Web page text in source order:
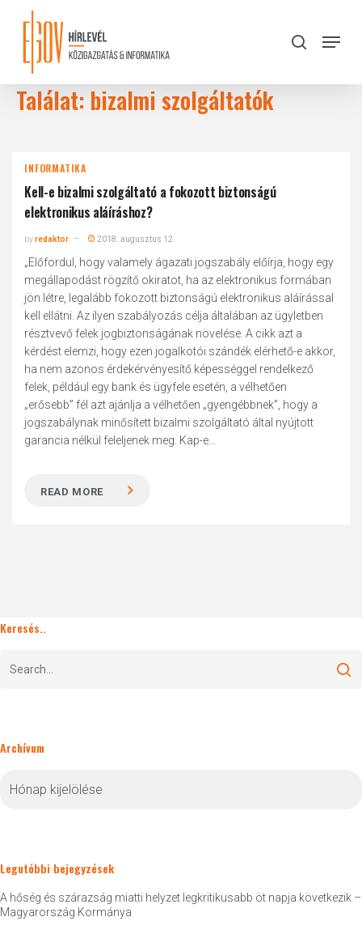
content
search
Menu
Találat: bizalmi szolgáltatók
INFORMATIKA
Kell-e bizalmi szolgáltató a fokozott biztonságú
elektronikus aláíráshoz?
byredaktor 2018. augusztus 12.
„Előfordul, hogy valamely ágazati jogszabály előírja, hogy egy
megállapodást rögzítő okiratot, ha az elektronikus formában
jön létre, legalább fokozott biztonságú elektronikus aláírással
kell ellátni. Az ilyen szabályozás célja általában az ügyletben
résztvevő felek jogbiztonságának növelése. A cikk azt a
kérdést elemzi, hogy ezen jogalkotói szándék elérhető-e akkor,
ha nem azonos érdekérvényesítő képességgel rendelkező
felek, például egy bank és ügyfele esetén, a vélhetően
„erősebb” fél azt ajánlja a vélhetően „gyengébbnek”, hogy a
jogszabálynak minősített bizalmi szolgáltató által nyújtott
garancia nélkül feleljenek meg. Kap-e...
READ MORE
Keresés..
Archívum
Legutóbbi bejegyzések
A hőség és szárazság miatti helyzet legkritikusabb öt napja következik –
Magyarország Kormánya
Close